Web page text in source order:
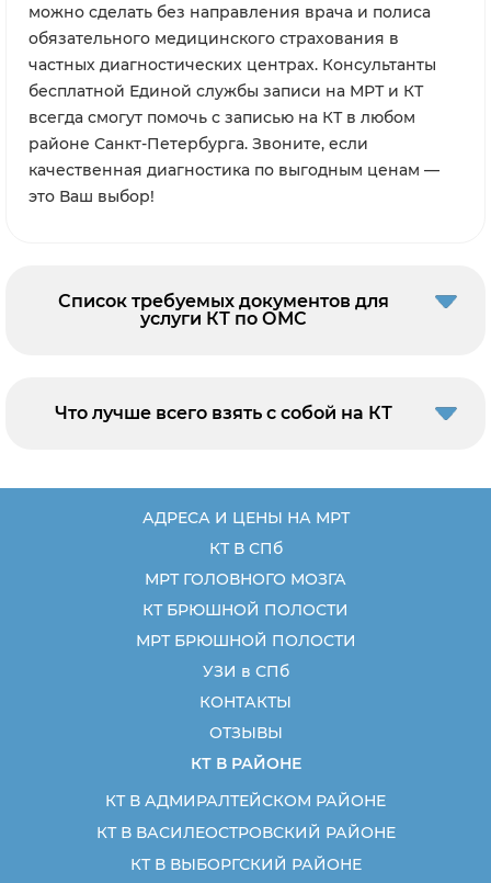
можно сделать без направления врача и полиса
обязательного медицинского страхования в
частных диагностических центрах. Консультанты
бесплатной Единой службы записи на МРТ и КТ
всегда смогут помочь с записью на КТ в любом
районе Санкт-Петербурга. Звоните, если
качественная диагностика по выгодным ценам —
это Ваш выбор!
Список требуемых документов для
услуги КТ по ОМС
Что лучше всего взять с собой на КТ
АДРЕСА И ЦЕНЫ НА МРТ
КТ В СПб
МРТ ГОЛОВНОГО МОЗГА
КТ БРЮШНОЙ ПОЛОСТИ
МРТ БРЮШНОЙ ПОЛОСТИ
УЗИ в СПб
КОНТАКТЫ
ОТЗЫВЫ
КТ В РАЙОНЕ
КТ В АДМИРАЛТЕЙСКОМ РАЙОНЕ
КТ В ВАСИЛЕОСТРОВСКИЙ РАЙОНЕ
КТ В ВЫБОРГСКИЙ РАЙОНЕ